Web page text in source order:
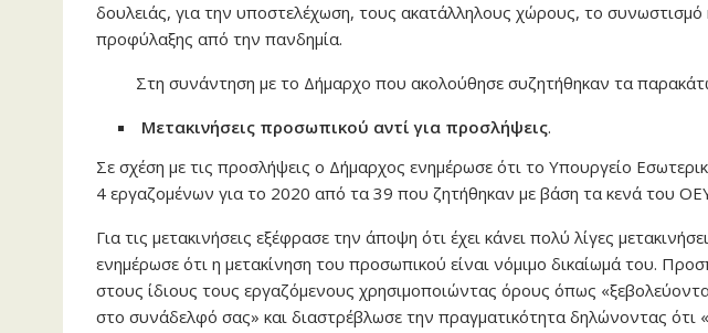
δουλειάς, για την υποστελέχωση, τους ακατάλληλους χώρους, το συνωστισμό
προφύλαξης από την πανδημία.
Στη συνάντηση με το Δήμαρχο που ακολούθησε συζητήθηκαν τα
Μετακινήσεις προσωπικού αντί για προσλήψεις.
Σε σχέση με τις προσλήψεις ο Δήμαρχος ενημέρωσε ότι το Υπουργείο
4 εργαζομένων για το 2020 από τα 39 που ζητήθηκαν με βάση τα κενά του
Για τις μετακινήσεις εξέφρασε την άποψη ότι έχει κάνει πολύ λίγες
ενημέρωσε ότι η μετακίνηση του προσωπικού είναι νόμιμο δικαίωμά του.
στους ίδιους τους εργαζόμενους χρησιμοποιώντας όρους όπως
στο συνάδελφό σας» και διαστρέβλωσε την πραγματικότητα δηλώνοντας ότι